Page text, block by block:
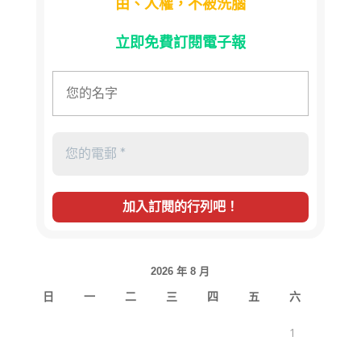
由、人權，不被洗腦
立即免費訂閱電子報
2026 年 8 月
日 一 二 三 四 五 六
1